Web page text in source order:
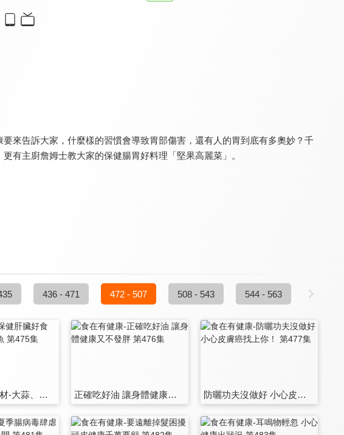
來告訴大家，什麼樣的習慣會導致胃部傷害，還有人的胃到底有多奧妙？千
有主廚詹姆士教大家的保健腸胃好料理「堅果高麗菜」。
436 - 471 472 - 507 508 - 543 544 - 563
保健肝臟好食材-大蒜、虱目魚 第475集 正確吃好油 讓身體健康又不發胖 第476集 防曬功夫沒做好 小心皮膚癌找上你！ 第477集